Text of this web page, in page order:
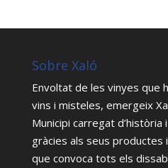
Sobre Xaló
Envoltat de les vinyes que
vins i misteles, emergeix
Municipi carregat d’història
gràcies als seus productes
que convoca tots els